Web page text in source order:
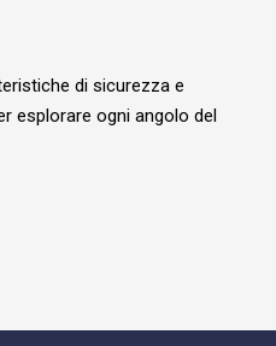
di sicurezza e
esplorare ogni angolo del